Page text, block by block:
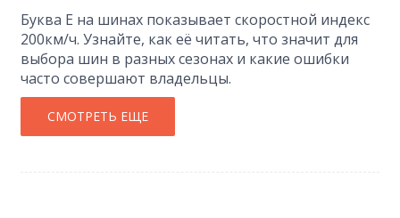
Буква Е на шинах показывает скоростной индекс
200км/ч. Узнайте, как её читать, что значит для
выбора шин в разных сезонах и какие ошибки
часто совершают владельцы.
СМОТРЕТЬ ЕЩЕ